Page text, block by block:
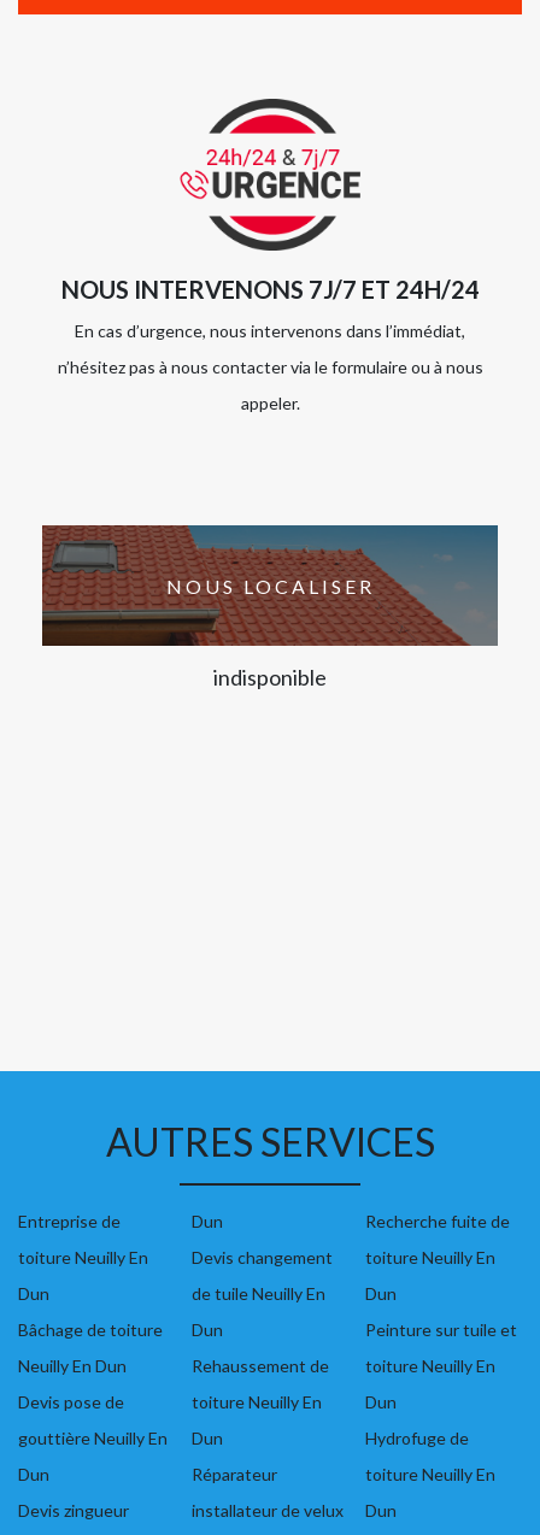
NOUS INTERVENONS 7J/7 ET 24H/24
En cas d’urgence, nous intervenons dans l’immédiat,
n’hésitez pas à nous contacter via le formulaire ou à nous
appeler.
NOUS LOCALISER
indisponible
AUTRES SERVICES
Entreprise de
toiture Neuilly En
Dun
Bâchage de toiture
Neuilly En Dun
Devis pose de
gouttière Neuilly En
Dun
Devis zingueur
Dun
Devis changement
de tuile Neuilly En
Dun
Rehaussement de
toiture Neuilly En
Dun
Réparateur
installateur de velux
Recherche fuite de
toiture Neuilly En
Dun
Peinture sur tuile et
toiture Neuilly En
Dun
Hydrofuge de
toiture Neuilly En
Dun